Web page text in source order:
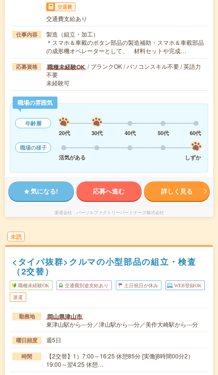
交通費
交通費支給あり
仕事内容
製造（組立・加工）
＊スマホ＆車載のボタン部品の製造補助・スマホ＆車載部品
の成形機オペレーターとして、 材料セットや完成…
応募資格 職種未経験OK / ブランクOK / パソコンスキル不要 / 英語力
不要
未経験可
職場の雰囲気
年齢層
20代
30代 40代 50代
60代
職場の様子
活気がある
しずか
気になる! 応募へ進む 詳しく見る
派遣会社 パーソルファクトリーパートナーズ株式会社
未読
<タイパ抜群>クルマの小型部品の組立・検査
（2交替）
職種未経験OK 交通費別途支給あり 土日祝日が休み WEB登録OK
派遣
勤務地 岡山県津山市
東津山駅から---分／津山駅から---分／美作大崎駅から---分
曜日頻度 週5日
時間
【2交替】1）7:00～16:25 休憩85分 [実働]8時間00分2）
19:00～翌4:25 休憩…